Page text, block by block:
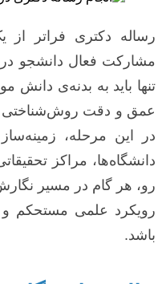
رساله دکتری فراتر از
مشارکت فعال دانشجو
تنها باید به بدنه‌ی دانش
عمق و دقت روش‌شناختی
در این مرحله،
دانشگاه‌ها، مراکز
رو، هر گام در مسیر نگارش
رویکرد علمی مستحکم و
باشد.